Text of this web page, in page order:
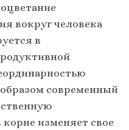
вокруг человека
в
современный
корне изменяет свое